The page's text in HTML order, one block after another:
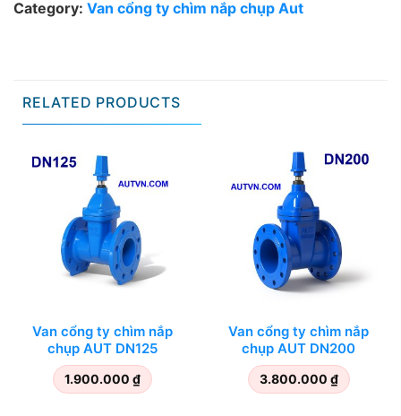
Category: Van cổng ty chìm nắp chụp Aut
RELATED PRODUCTS
Van cổng ty chìm nắp
chụp AUT DN125
1.900.000 ₫
Van cổng ty chìm nắp
chụp AUT DN200
3.800.000 ₫